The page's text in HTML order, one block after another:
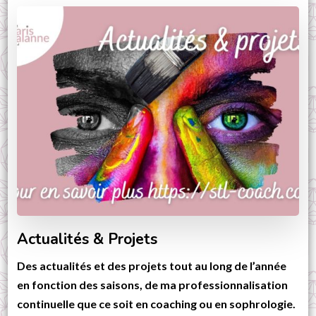
Actualités & Projets
Des actualités et des projets tout au long de l’année
en fonction des saisons, de ma professionnalisation
continuelle que ce soit en coaching ou en sophrologie.